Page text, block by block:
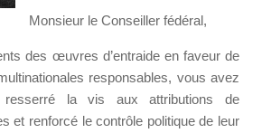
Monsieur le Conseiller fédéral,
des œuvres d’entraide en faveur de
responsables, vous avez
la vis aux attributions de
et renforcé le contrôle politique de leur